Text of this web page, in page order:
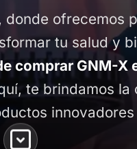
ofrecemos
tu salud y
comprar GNM-X
te brindamos